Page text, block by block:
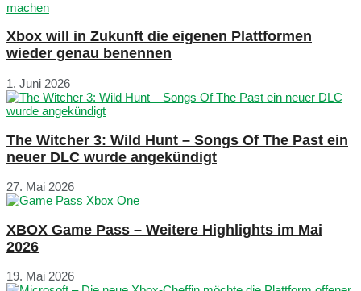
Xbox will in Zukunft die eigenen Plattformen
wieder genau benennen
1. Juni 2026
The Witcher 3: Wild Hunt – Songs Of The Past ein
neuer DLC wurde angekündigt
27. Mai 2026
XBOX Game Pass – Weitere Highlights im Mai
2026
19. Mai 2026